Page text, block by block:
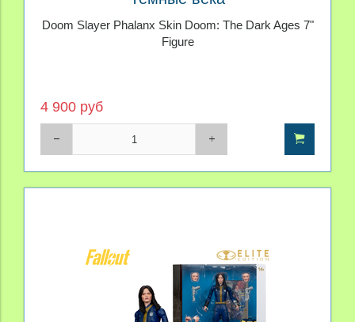
Doom Slayer Phalanx Skin Doom: The Dark Ages 7"
Figure
4 900 руб